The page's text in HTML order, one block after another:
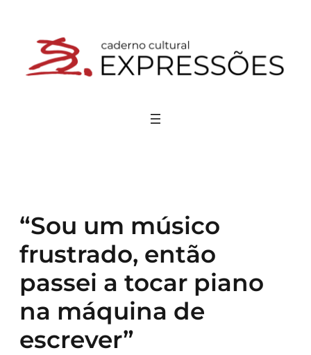
conteúdo
“Sou um músico
frustrado, então
passei a tocar piano
na máquina de
escrever”